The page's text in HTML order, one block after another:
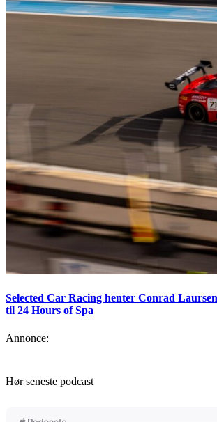
Selected Car Racing henter Conrad
til 24 Hours of Spa
Annonce:
Hør seneste podcast